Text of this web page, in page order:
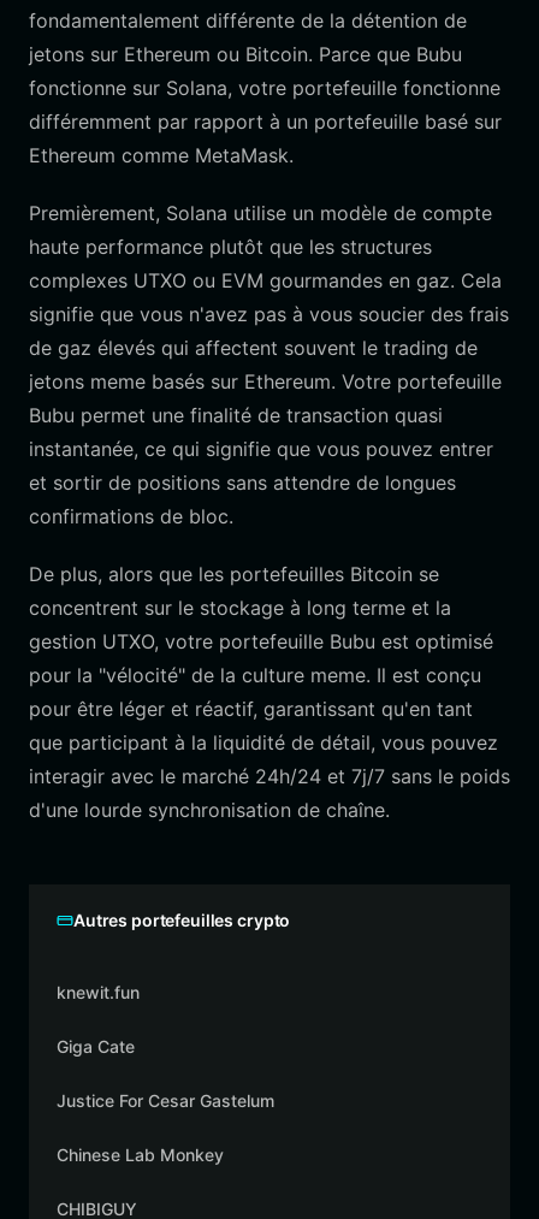
fondamentalement différente de la détention de
jetons sur Ethereum ou Bitcoin. Parce que Bubu
fonctionne sur Solana, votre portefeuille fonctionne
différemment par rapport à un portefeuille basé sur
Ethereum comme MetaMask.
Premièrement, Solana utilise un modèle de compte
haute performance plutôt que les structures
complexes UTXO ou EVM gourmandes en gaz. Cela
signifie que vous n'avez pas à vous soucier des frais
de gaz élevés qui affectent souvent le trading de
jetons meme basés sur Ethereum. Votre portefeuille
Bubu permet une finalité de transaction quasi
instantanée, ce qui signifie que vous pouvez entrer
et sortir de positions sans attendre de longues
confirmations de bloc.
De plus, alors que les portefeuilles Bitcoin se
concentrent sur le stockage à long terme et la
gestion UTXO, votre portefeuille Bubu est optimisé
pour la "vélocité" de la culture meme. Il est conçu
pour être léger et réactif, garantissant qu'en tant
que participant à la liquidité de détail, vous pouvez
interagir avec le marché 24h/24 et 7j/7 sans le poids
d'une lourde synchronisation de chaîne.
Autres portefeuilles crypto
knewit.fun
Giga Cate
Justice For Cesar Gastelum
Chinese Lab Monkey
CHIBIGUY